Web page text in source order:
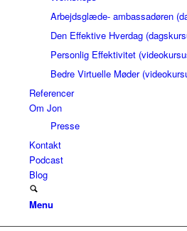
Arbejdsglæde- ambassadøren
Den Effektive Hverdag
Personlig Effektivitet
Bedre Virtuelle Møder
Referencer
Om Jon
Presse
Kontakt
Podcast
Blog
Menu